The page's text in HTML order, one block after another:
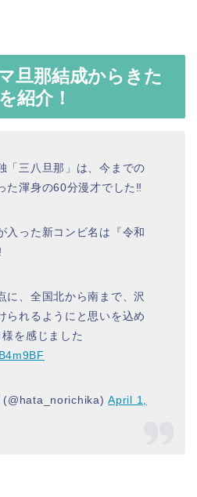
旦那結成からきた
紹介！
「三八旦那」は、今までの
た渾身の60分漫才でした‼️
入った新コンビ名は『令和
に、全国北から南まで、沢
られるようにと思いを込め
を感じました
April 1,